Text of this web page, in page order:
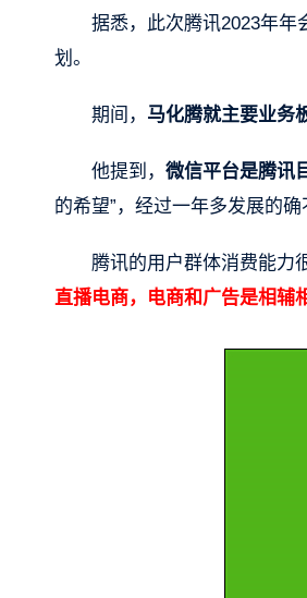
据悉，此次腾讯2023年年
划。
期间， 马化腾就主要业务
他提到， 微信平台是腾讯
的希望”，经过一年多发展的确
腾讯的用户群体消费能力
直播电商，电商和广告是相辅